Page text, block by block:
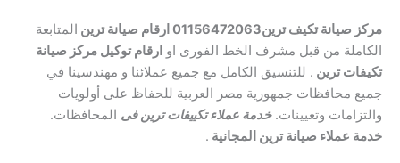
مركز صيانة تكيف ترين01156472063 ارقام صيانة ترين المتابعة
الكاملة من قبل مشرف الخط الفورى او ارقام توكيل مركز صيانة
تكيفات ترين . للتنسيق الكامل مع جميع عملائنا و مهندسينا في
جميع محافظات جمهورية مصر العربية للحفاظ على أولويات
والتزامات وتعيينات.خدمة عملاء تكييفات ترين فى المحافظات.
خدمة عملاء صيانة ترين المجانية .